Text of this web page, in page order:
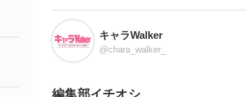
キャラWalker
@chara_walker_
編集部イチオシ